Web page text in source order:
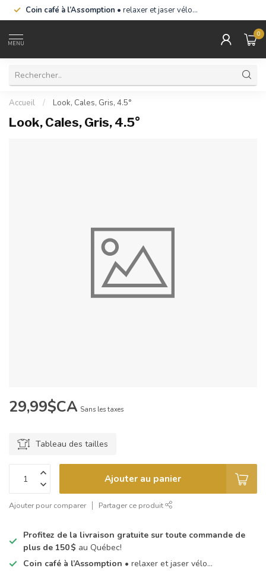
Coin café à l’Assomption • relaxer et jaser vélo…
MENU
0
Accueil / Look, Cales, Gris, 4.5°
Look, Cales, Gris, 4.5°
29,99$CA Sans les taxes
Tableau des tailles
Ajouter au panier
Ajouter pour comparer Partager ce produit
Profitez de la livraison gratuite sur toute commande de
plus de 150 $ au Québec!
Coin café à l’Assomption • relaxer et jaser vélo…